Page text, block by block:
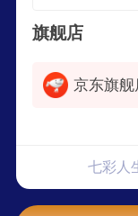
旗舰店
京东旗舰
七彩人